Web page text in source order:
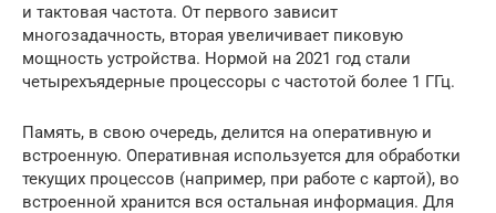
и тактовая частота. От первого зависит
многозадачность, вторая увеличивает пиковую
мощность устройства. Нормой на 2021 год стали
четырехъядерные процессоры с частотой более 1 ГГц.
Память, в свою очередь, делится на оперативную и
встроенную. Оперативная используется для обработки
текущих процессов (например, при работе с картой), во
встроенной хранится вся остальная информация. Для